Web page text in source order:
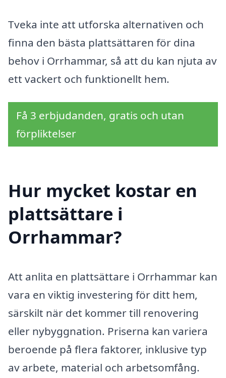
Tveka inte att utforska alternativen och
finna den bästa plattsättaren för dina
behov i Orrhammar, så att du kan njuta av
ett vackert och funktionellt hem.
Få 3 erbjudanden, gratis och utan
förpliktelser
Hur mycket kostar en
plattsättare i
Orrhammar?
Att anlita en plattsättare i Orrhammar kan
vara en viktig investering för ditt hem,
särskilt när det kommer till renovering
eller nybyggnation. Priserna kan variera
beroende på flera faktorer, inklusive typ
av arbete, material och arbetsomfång.